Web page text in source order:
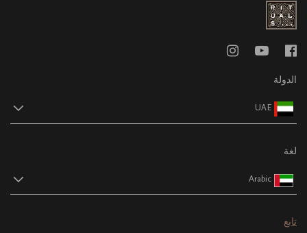
الدولة
UAE
لغة
Arabic
تابع